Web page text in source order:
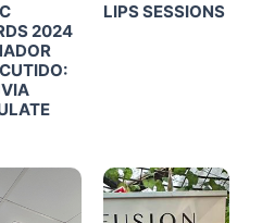
2024
LIPS SESSIONS
Click Click
Me